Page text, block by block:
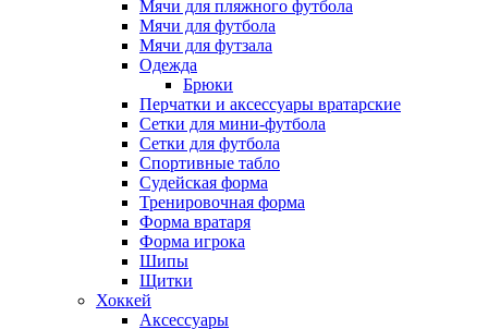
Мячи для пляжного футбола
Мячи для футбола
Мячи для футзала
Одежда
Брюки
Перчатки и аксессуары вратарские
Сетки для мини-футбола
Сетки для футбола
Спортивные табло
Судейская форма
Тренировочная форма
Форма вратаря
Форма игрока
Шипы
Щитки
Хоккей
Аксессуары